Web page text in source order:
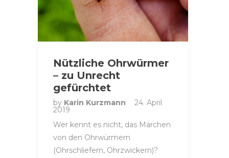
Nützliche Ohrwürmer
– zu Unrecht
gefürchtet
by Karin Kurzmann 24. April
2019
Wer kennt es nicht, das Märchen
von den Ohrwürmern
(Ohrschliefern, Ohrzwickern)?